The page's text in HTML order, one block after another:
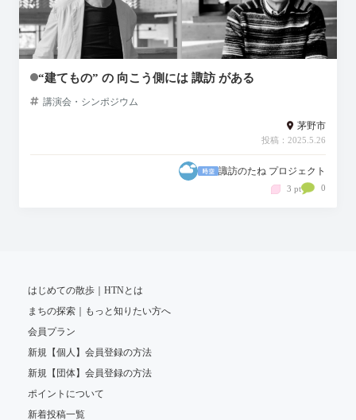
“建てもの” の 向こう側には 諏訪 がある
講演会・シンポジウム
茅野市
投稿：2025.5.26
諏訪のたね プロジェクト
3 pt 0
はじめての散歩｜HTNとは
まちの探索｜もっと知りたい方へ
会員プラン
新規【個人】会員登録の方法
新規【団体】会員登録の方法
ポイントについて
新着投稿一覧